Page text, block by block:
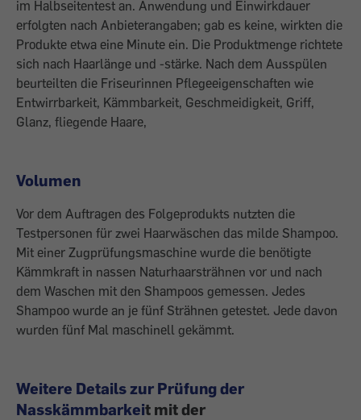
im Halbseitentest an. Anwendung und Einwirkdauer
erfolgten nach Anbieterangaben; gab es keine, wirkten die
Produkte etwa eine Minute ein. Die Produktmenge richtete
sich nach Haarlänge und -stärke. Nach dem Ausspülen
beurteilten die Friseurinnen Pflegeeigenschaften wie
Entwirrbarkeit, Kämmbarkeit, Geschmeidigkeit, Griff,
Glanz, fliegende Haare,
Volumen
Vor dem Auftragen des Folgeprodukts nutzten die
Testpersonen für zwei Haarwäschen das milde Shampoo.
Mit einer Zugprüfungsmaschine wurde die benötigte
Kämmkraft in nassen Naturhaarsträhnen vor und nach
dem Waschen mit den Shampoos gemessen. Jedes
Shampoo wurde an je fünf Strähnen getestet. Jede davon
wurden fünf Mal maschinell gekämmt.
Weitere Details zur Prüfung der
Nasskämmbarkeit mit der